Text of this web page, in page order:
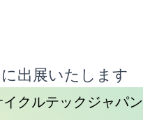
出展いたします
クルテックジャパン